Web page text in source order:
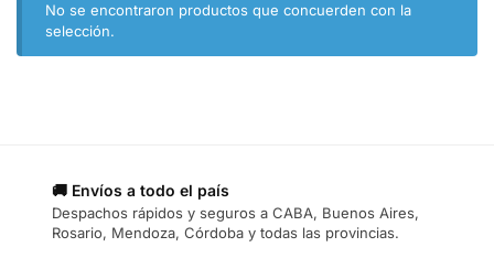
No se encontraron productos que concuerden con la
selección.
🚚 Envíos a todo el país
Despachos rápidos y seguros a CABA, Buenos Aires,
Rosario, Mendoza, Córdoba y todas las provincias.